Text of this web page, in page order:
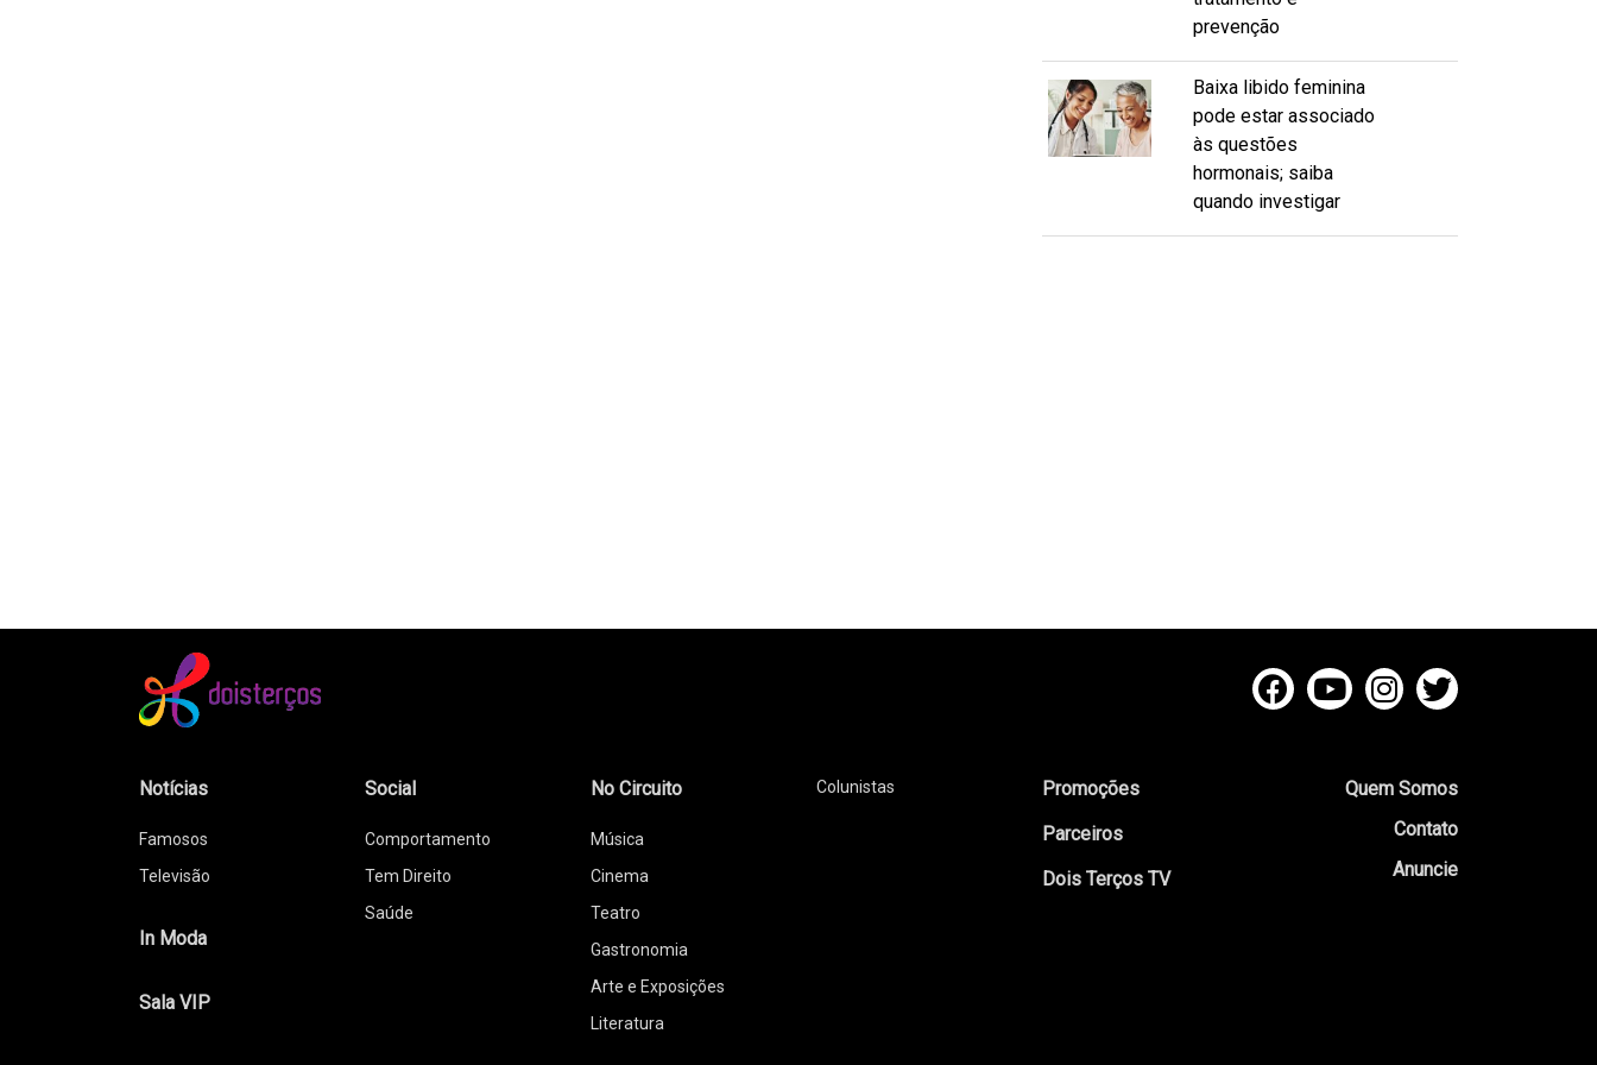
prevenção
Baixa libido feminina
pode estar associado
às questões
hormonais; saiba
quando investigar
Notícias
Famosos
Televisão
In Moda
Sala VIP
Social
Comportamento
Tem Direito
Saúde
No Circuito
Música
Cinema
Teatro
Gastronomia
Arte e Exposições
Literatura
Colunistas
Promoções
Parceiros
Dois Terços TV
Quem Somos
Contato
Anuncie